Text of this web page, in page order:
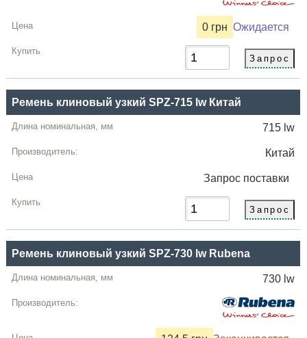
0 грн Ожидается
Ремень клиновый узкий SPZ-715 lw Китай
715 lw
Китай
Запрос поставки
Ремень клиновый узкий SPZ-730 lw Rubena
730 lw